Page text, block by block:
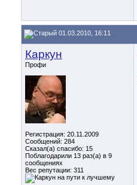
01.03.2010, 16:11
Каркун
Профи
Регистрация: 20.11.2009
Сообщений: 284
Сказал(а) спасибо: 15
Поблагодарили 13 раз(а) в 9
сообщениях
Вес репутации: 311